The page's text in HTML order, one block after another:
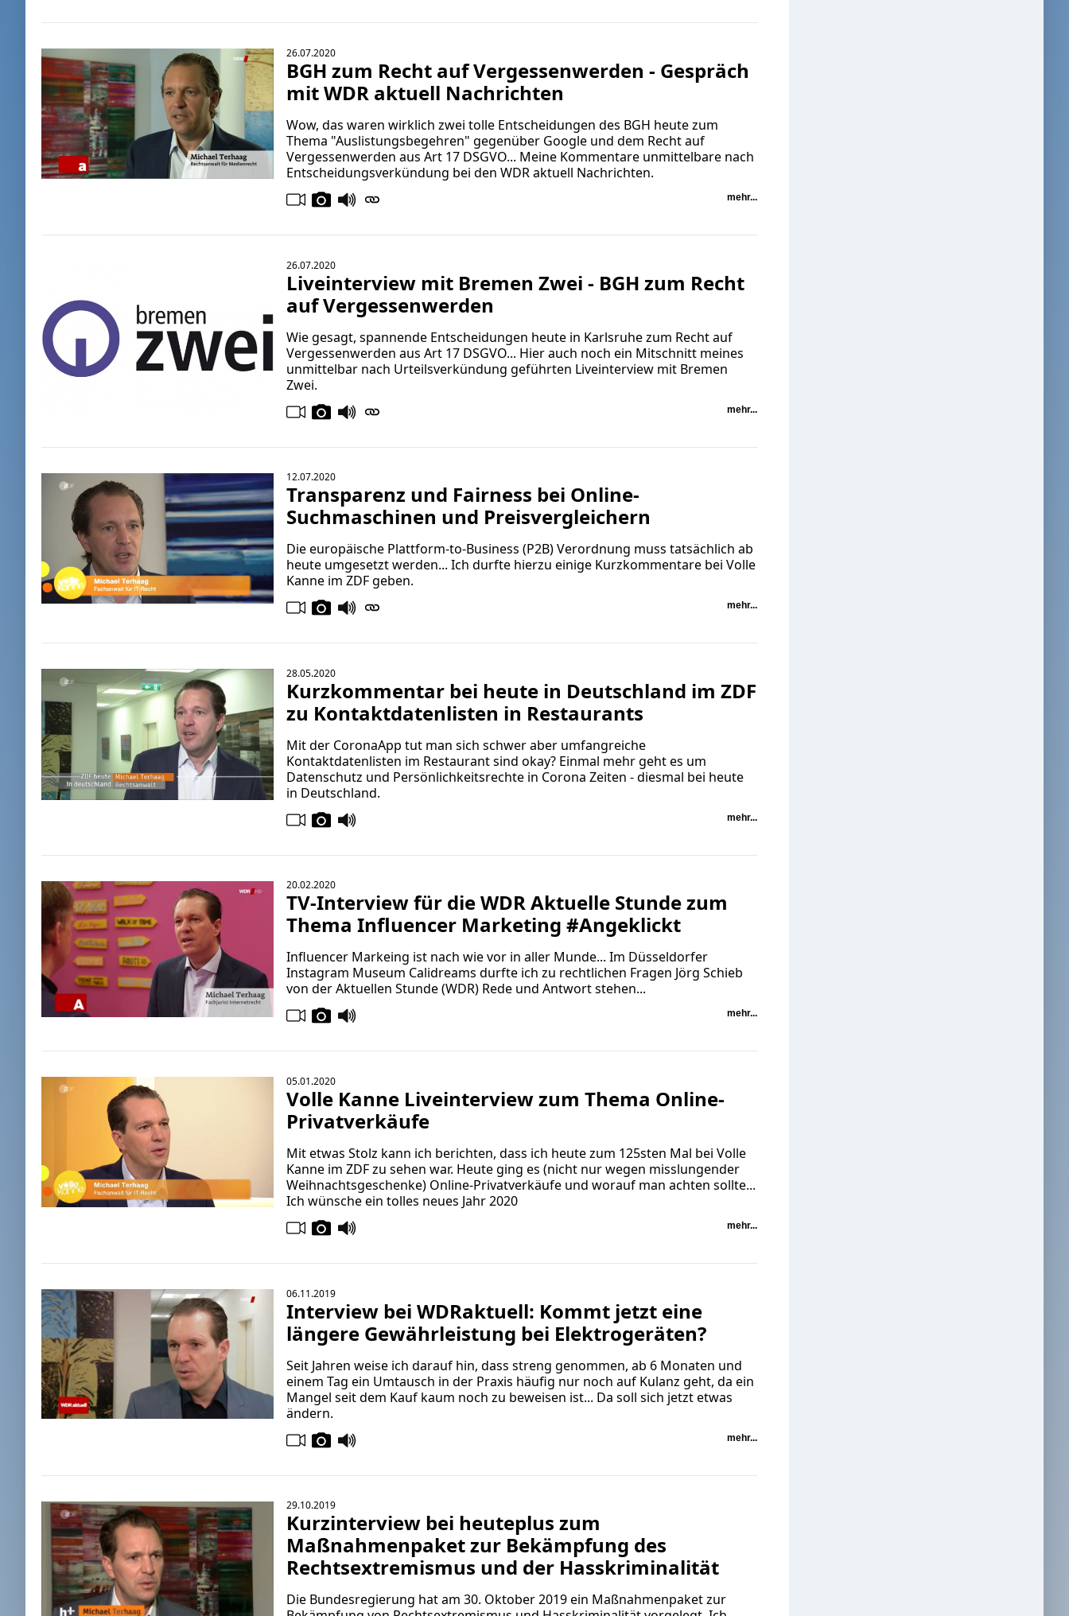
26.07.2020
BGH zum Recht auf Vergessenwerden - Gespräch
mit WDR aktuell Nachrichten
Wow, das waren wirklich zwei tolle Entscheidungen des BGH heute zum
Thema "Auslistungsbegehren" gegenüber Google und dem Recht auf
Vergessenwerden aus Art 17 DSGVO... Meine Kommentare unmittelbare nach
Entscheidungsverkündung bei den WDR aktuell Nachrichten.
mehr...
26.07.2020
Liveinterview mit Bremen Zwei - BGH zum Recht
auf Vergessenwerden
Wie gesagt, spannende Entscheidungen heute in Karlsruhe zum Recht auf
Vergessenwerden aus Art 17 DSGVO... Hier auch noch ein Mitschnitt meines
unmittelbar nach Urteilsverkündung geführten Liveinterview mit Bremen
Zwei.
mehr...
12.07.2020
Transparenz und Fairness bei Online-
Suchmaschinen und Preisvergleichern
Die europäische Plattform-to-Business (P2B) Verordnung muss tatsächlich ab
heute umgesetzt werden... Ich durfte hierzu einige Kurzkommentare bei Volle
Kanne im ZDF geben.
mehr...
28.05.2020
Kurzkommentar bei heute in Deutschland im ZDF
zu Kontaktdatenlisten in Restaurants
Mit der CoronaApp tut man sich schwer aber umfangreiche
Kontaktdatenlisten im Restaurant sind okay? Einmal mehr geht es um
Datenschutz und Persönlichkeitsrechte in Corona Zeiten - diesmal bei heute
in Deutschland.
mehr...
20.02.2020
TV-Interview für die WDR Aktuelle Stunde zum
Thema Influencer Marketing #Angeklickt
Influencer Markeing ist nach wie vor in aller Munde... Im Düsseldorfer
Instagram Museum Calidreams durfte ich zu rechtlichen Fragen Jörg Schieb
von der Aktuellen Stunde (WDR) Rede und Antwort stehen...
mehr...
05.01.2020
Volle Kanne Liveinterview zum Thema Online-
Privatverkäufe
Mit etwas Stolz kann ich berichten, dass ich heute zum 125sten Mal bei Volle
Kanne im ZDF zu sehen war. Heute ging es (nicht nur wegen misslungender
Weihnachtsgeschenke) Online-Privatverkäufe und worauf man achten sollte...
Ich wünsche ein tolles neues Jahr 2020
mehr...
06.11.2019
Interview bei WDRaktuell: Kommt jetzt eine
längere Gewährleistung bei Elektrogeräten?
Seit Jahren weise ich darauf hin, dass streng genommen, ab 6 Monaten und
einem Tag ein Umtausch in der Praxis häufig nur noch auf Kulanz geht, da ein
Mangel seit dem Kauf kaum noch zu beweisen ist... Da soll sich jetzt etwas
ändern.
mehr...
29.10.2019
Kurzinterview bei heuteplus zum
Maßnahmenpaket zur Bekämpfung des
Rechtsextremismus und der Hasskriminalität
Die Bundesregierung hat am 30. Oktober 2019 ein Maßnahmenpaket zur